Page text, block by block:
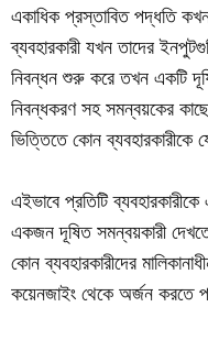
একাধিক প্রস্তাবিত পদ্ধতি
ব্যবহারকারী যখন তাদের
নিবন্ধন শুরু করে তখন একটি
নিবন্ধকরণ সহ সমন্বয়কের কাছে
ভিত্তিতে কোন ব্যবহারকারীকে
এইভাবে প্রতিটি
একজন দূষিত সমন্বয়কারী
কোন ব্যবহারকারীদের
কয়েনজাইং থেকে অর্জন করতে